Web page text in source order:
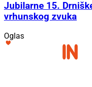
Jubilarne 15.
vrhunskog zvuka
Oglas